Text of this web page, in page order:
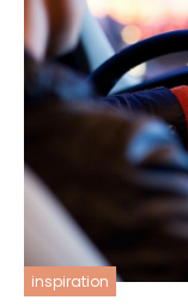
inspiration